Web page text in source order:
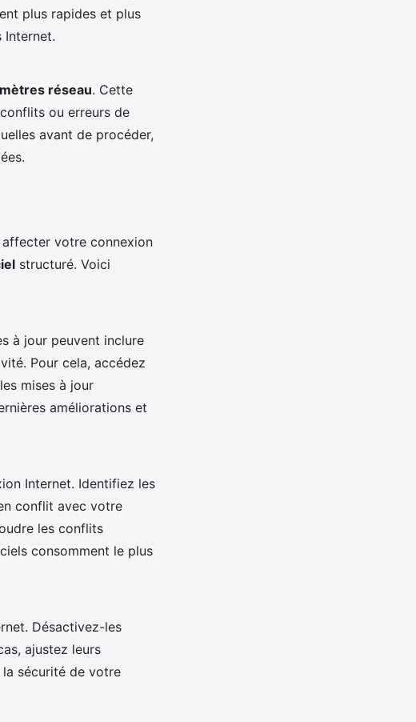
plus rapides et plus
Internet.
réseau. Cette
ou erreurs de
avant de procéder,
votre connexion
structuré. Voici
à jour peuvent inclure
Pour cela, accédez
mises à jour
améliorations et
Internet. Identifiez les
conflit avec votre
les conflits
consomment le plus
Désactivez-les
ajustez leurs
sécurité de votre